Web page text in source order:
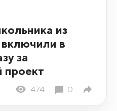
из
в
за
474 0